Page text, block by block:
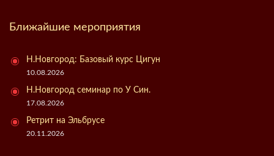
Ближайшие мероприятия
Н.Новгород: Базовый курс Цигун
10.08.2026
Н.Новгород семинар по У Син.
17.08.2026
Ретрит на Эльбрусе
20.11.2026